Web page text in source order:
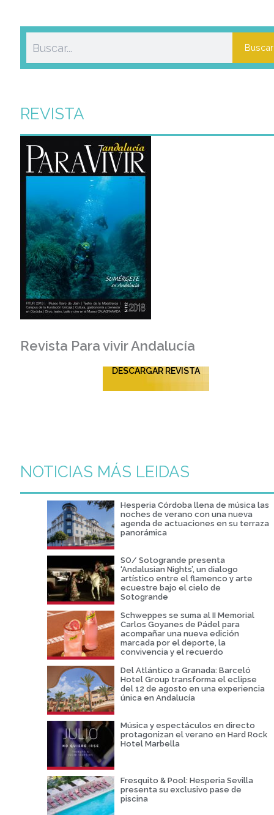
Buscar
REVISTA
Revista Para vivir Andalucía
DESCARGAR REVISTA
NOTICIAS MÁS LEIDAS
Hesperia Córdoba llena de música las
noches de verano con una nueva
agenda de actuaciones en su terraza
panorámica
SO/ Sotogrande presenta
‘Andalusian Nights’, un dialogo
artístico entre el flamenco y arte
ecuestre bajo el cielo de
Sotogrande
Schweppes se suma al II Memorial
Carlos Goyanes de Pádel para
acompañar una nueva edición
marcada por el deporte, la
convivencia y el recuerdo
Del Atlántico a Granada: Barceló
Hotel Group transforma el eclipse
del 12 de agosto en una experiencia
única en Andalucía
Música y espectáculos en directo
protagonizan el verano en Hard Rock
Hotel Marbella
Fresquito & Pool: Hesperia Sevilla
presenta su exclusivo pase de
piscina